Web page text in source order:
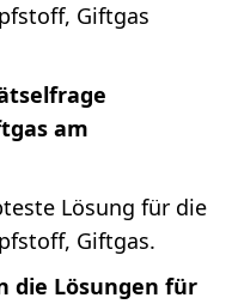
Giftgas
am
Lösung für die
Giftgas.
die Lösungen für